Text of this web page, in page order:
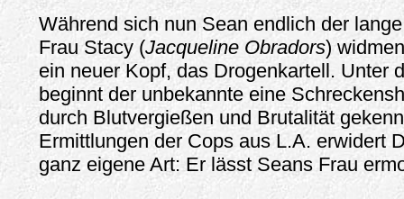
Während sich nun Sean endlich der
Frau Stacy (Jacqueline Obradors)
ein neuer Kopf, das Drogenkartell. Unter
beginnt der unbekannte eine
durch Blutvergießen und Brutalität
Ermittlungen der Cops aus L.A. erwidert
ganz eigene Art: Er lässt Seans Frau